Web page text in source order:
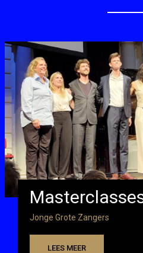
Jonge Grote Zangers
LEES MEER